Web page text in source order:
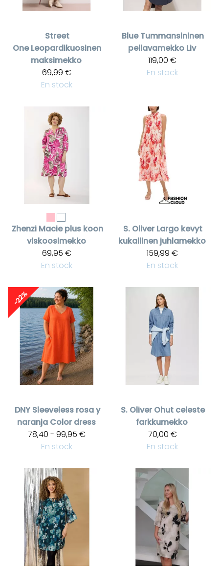
Street
One Leopardikuosinen
maksimekko
69,99 €
En stock
Blue Tummansininen
pellavamekko Liv
119,00 €
En stock
Zhenzi Macie plus koon
viskoosimekko
69,95 €
En stock
S. Oliver Largo kevyt
kukallinen juhlamekko
159,99 €
En stock
-22%
DNY Sleeveless rosa y
naranja Color dress
78,40 - 99,95 €
En stock
S. Oliver Ohut celeste
farkkumekko
70,00 €
En stock